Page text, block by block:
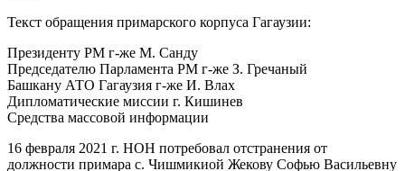
Текст обращения примарского корпуса Гагаузии:
Президенту РМ г-же М. Санду
Председателю Парламента РМ г-же З. Гречаный
Башкану АТО Гагаузия г-же И. Влах
Дипломатические миссии г. Кишинев
Средства массовой информации
16 февраля 2021 г. НОН потребовал отстранения от
должности примара с. Чишмикиой Жекову Софью Васильевну